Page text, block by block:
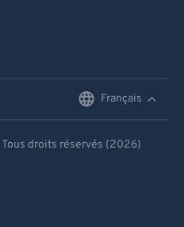
Français
Tous droits réservés (2026)